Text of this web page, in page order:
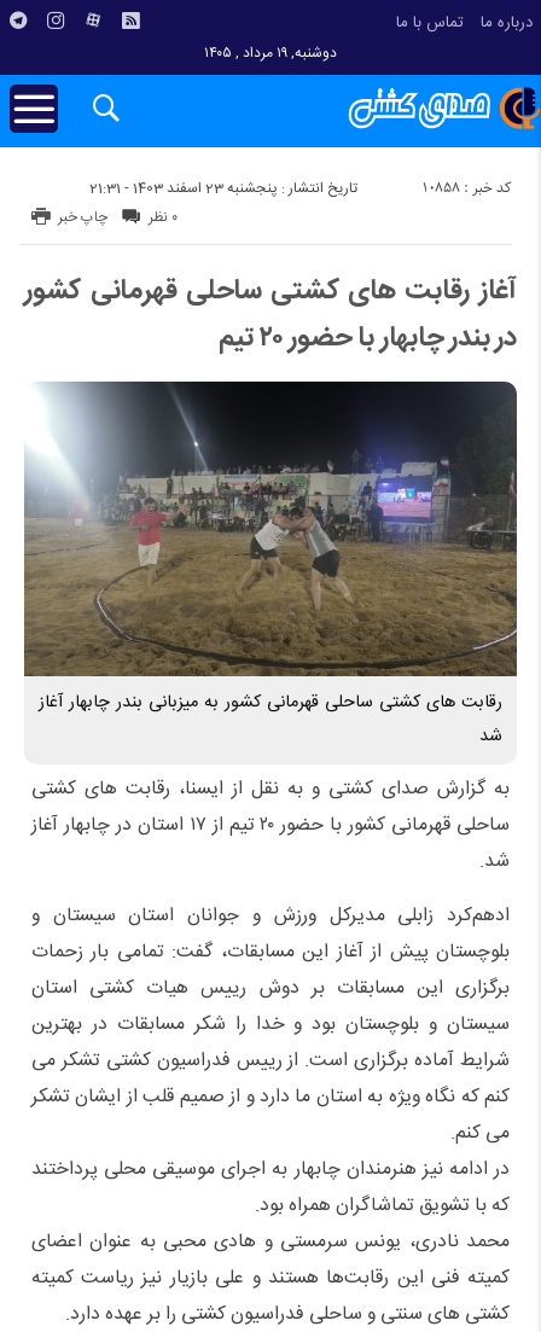
درباره ما تماس با ما
دوشنبه, ۱۹ مرداد , ۱۴۰۵
تاریخ انتشار : پنجشنبه 23 اسفند 1403 - 21:31 کد خبر : 10858
چاپ خبر ۰ نظر
آغاز رقابت های کشتی ساحلی قهرمانی کشور
در بندر چابهار با حضور ۲۰ تیم
رقابت های کشتی ساحلی قهرمانی کشور به میزبانی بندر چابهار آغاز
شد
به گزارش صدای کشتی و به نقل از ایسنا، رقابت های کشتی
ساحلی قهرمانی کشور با حضور ۲۰ تیم از ۱۷ استان در چابهار آغاز
شد.
ادهم‌کرد زابلی مدیرکل ورزش و جوانان استان سیستان و
بلوچستان پیش از آغاز این مسابقات، گفت: تمامی بار زحمات
برگزاری این مسابقات بر دوش رییس هیات کشتی استان
سیستان و بلوچستان بود و خدا را شکر مسابقات در بهترین
شرایط آماده برگزاری است. از رییس فدراسیون کشتی تشکر می
کنم که نگاه ویژه به استان ما دارد و از صمیم قلب از ایشان تشکر
می کنم.
در ادامه نیز هنرمندان چابهار به اجرای موسیقی محلی پرداختند
که با تشویق تماشاگران همراه بود.
محمد نادری، یونس سرمستی و هادی محبی به عنوان اعضای
کمیته فنی این رقابت‌ها هستند و علی بازیار نیز ریاست کمیته
کشتی های سنتی و ساحلی فدراسیون کشتی را بر عهده دارد.